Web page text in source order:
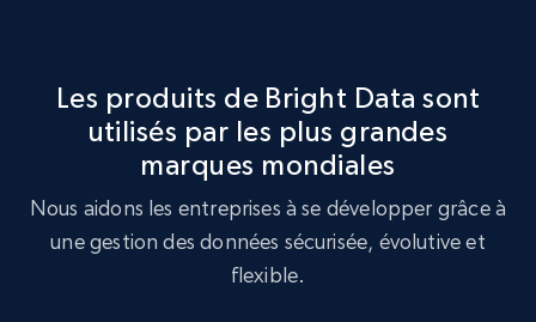
Acheter maintenant
tendances clés et les préférences des clients.
Les produits de Bright Data sont
utilisés par les plus grandes
marques mondiales
Nous aidons les entreprises à se développer grâce à
une gestion des données sécurisée, évolutive et
flexible.